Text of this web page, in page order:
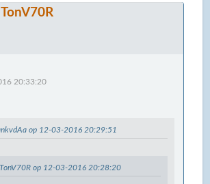
TonV70R
20:33:20
op 12-03-2016 20:29:51
op 12-03-2016 20:28:20